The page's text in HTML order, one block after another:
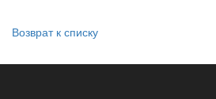
Возврат к списку